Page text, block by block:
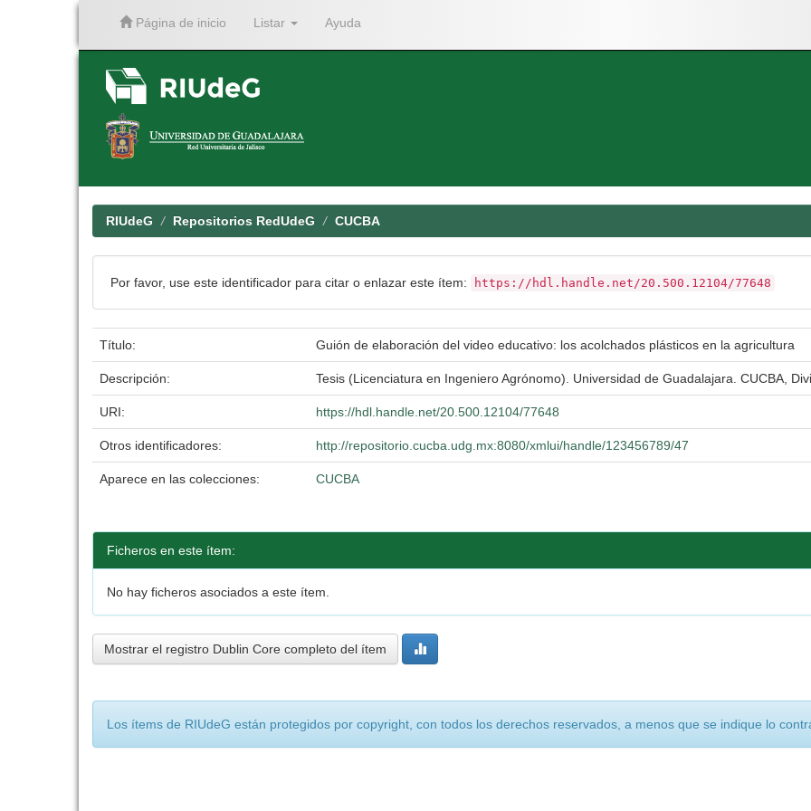
Página de inicio Listar Ayuda
RIUdeG Repositorios RedUdeG CUCBA
Por favor, use este identificador para citar o enlazar este ítem: https://hdl.handle.net/20.500.12104/77648
Título: Guión de elaboración del video educativo: los acolchados plásticos en la agricultura
Descripción: Tesis (Licenciatura en Ingeniero Agrónomo). Universidad de Guadalajara. CUCBA,
URI: https://hdl.handle.net/20.500.12104/77648
Otros identificadores: http://repositorio.cucba.udg.mx:8080/xmlui/handle/123456789/47
Aparece en las colecciones: CUCBA
Ficheros en este ítem:
No hay ficheros asociados a este ítem.
Mostrar el registro Dublin Core completo del ítem
Los ítems de RIUdeG están protegidos por copyright, con todos los derechos reservados, a menos que se indique lo